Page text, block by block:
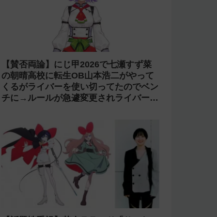
【コンプラ】にじさんじ 鏑木ろこが
「欲しいぜナマポ」と発言し石神のぞみ
が爆笑→アーカイブをカット【あらなみ
マイクラ】
【光害】ホロライブ「桃鈴ねね」のライ
ブで改造ペンライトを使う迷惑客が話題